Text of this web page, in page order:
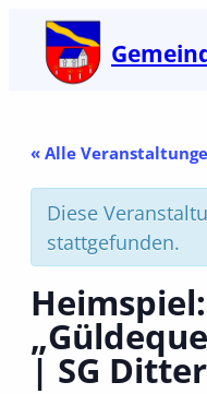
« Alle
Diese
stattgefunden.
| SG